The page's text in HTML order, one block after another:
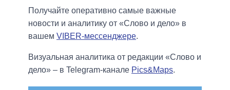
Получайте оперативно самые важные
новости и аналитику от «Слово и дело» в
вашем VIBER-мессенджере.
Визуальная аналитика от редакции «Слово и
дело» – в Telegram-канале Pics&Maps.